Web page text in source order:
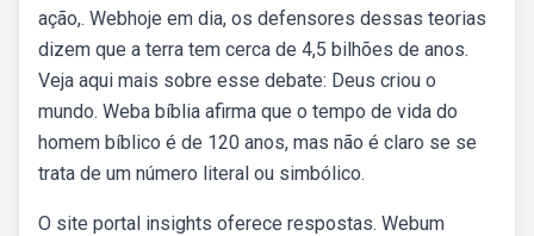
ação,. Webhoje em dia, os defensores dessas teorias
dizem que a terra tem cerca de 4,5 bilhões de anos.
Veja aqui mais sobre esse debate: Deus criou o
mundo. Weba bíblia afirma que o tempo de vida do
homem bíblico é de 120 anos, mas não é claro se se
trata de um número literal ou simbólico.
O site portal insights oferece respostas. Webum